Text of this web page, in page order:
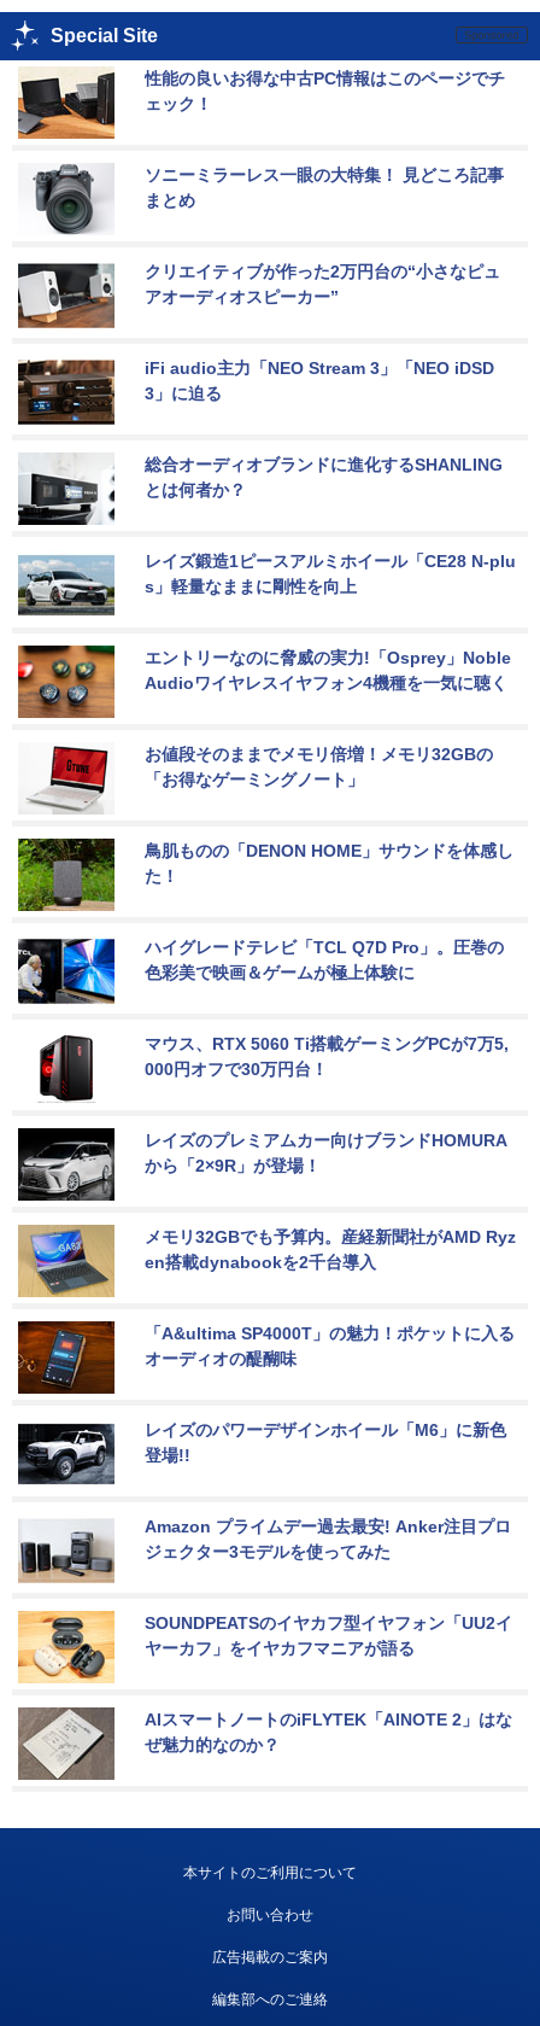
Special Site
性能の良いお得な中古PC情報はこのページでチ
ェック！
ソニーミラーレス一眼の大特集！ 見どころ記事
まとめ
クリエイティブが作った2万円台の“小さなピュ
アオーディオスピーカー”
iFi audio主力「NEO Stream 3」「NEO iDSD
3」に迫る
総合オーディオブランドに進化するSHANLING
とは何者か？
レイズ鍛造1ピースアルミホイール「CE28 N-plu
s」軽量なままに剛性を向上
エントリーなのに脅威の実力!「Osprey」Noble
Audioワイヤレスイヤフォン4機種を一気に聴く
お値段そのままでメモリ倍増！メモリ32GBの
「お得なゲーミングノート」
鳥肌ものの「DENON HOME」サウンドを体感し
た！
ハイグレードテレビ「TCL Q7D Pro」。圧巻の
色彩美で映画＆ゲームが極上体験に
マウス、RTX 5060 Ti搭載ゲーミングPCが7万5,
000円オフで30万円台！
レイズのプレミアムカー向けブランドHOMURA
から「2×9R」が登場！
メモリ32GBでも予算内。産経新聞社がAMD Ryz
en搭載dynabookを2千台導入
「A&ultima SP4000T」の魅力！ポケットに入る
オーディオの醍醐味
レイズのパワーデザインホイール「M6」に新色
登場!!
Amazon プライムデー過去最安! Anker注目プロ
ジェクター3モデルを使ってみた
SOUNDPEATSのイヤカフ型イヤフォン「UU2イ
ヤーカフ」をイヤカフマニアが語る
AIスマートノートのiFLYTEK「AINOTE 2」はな
ぜ魅力的なのか？
本サイトのご利用について
お問い合わせ
広告掲載のご案内
編集部へのご連絡